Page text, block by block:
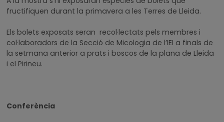
fructifiquen durant la primavera a les Terres de Lleida.
Els bolets exposats seran recol·lectats pels membres i
col·laboradors de la Secció de Micologia de l’IEI a finals de
la setmana anterior a prats i boscos de la plana de Lleida
i el Pirineu.
Conferència